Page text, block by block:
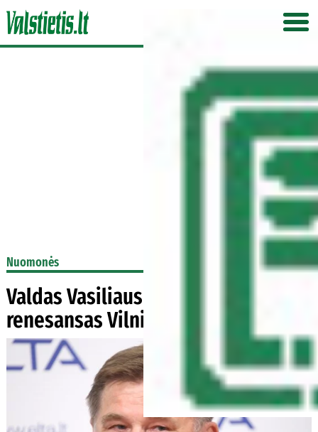
Nuomonės
Valdas Vasiliauskas: KGB klastočių
renesansas Vilniuje